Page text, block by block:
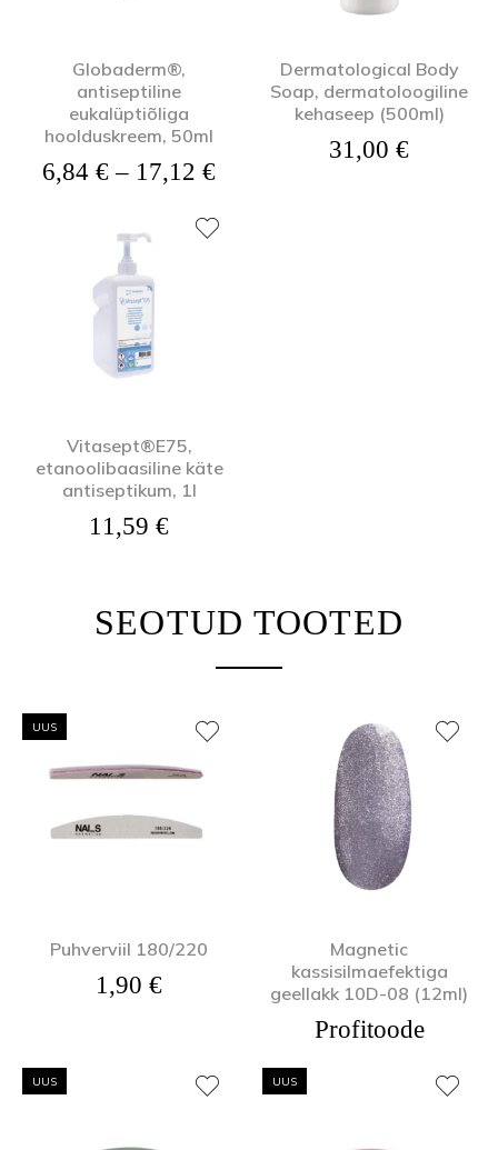
Globaderm®,
antiseptiline
eukalüptiõliga
hoolduskreem, 50ml
6,84 € – 17,12 €Hinnavahemik: 6,84 €
Dermatological Body
Soap, dermatoloogiline
kehaseep (500ml)
31,00 €
Vitasept®E75,
etanoolibaasiline käte
antiseptikum, 1l
11,59 €
SEOTUD TOOTED
UUS
Puhverviil 180/220
1,90 €
Magnetic
kassisilmaefektiga
geellakk 10D-08 (12ml)
Profitoode
UUS UUS